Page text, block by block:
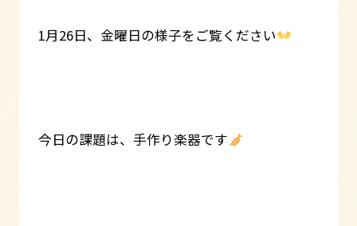
1月26日、金曜日の様子をご覧ください
今日の課題は、手作り楽器です